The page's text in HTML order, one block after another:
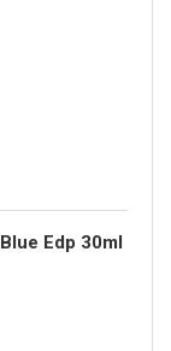
Edp 30ml